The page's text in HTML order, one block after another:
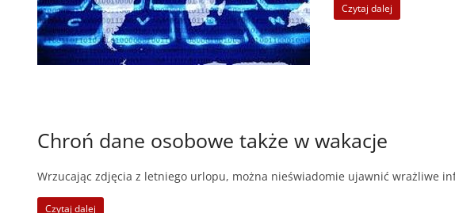
Czytaj dalej
Chroń dane osobowe także w wakacje
Wrzucając zdjęcia z letniego urlopu, można nieświadomie ujawnić wrażliwe
Czytaj dalej